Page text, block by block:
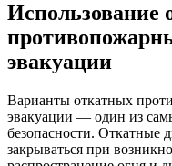
Использование
эвакуации
Варианты откатных
эвакуации — один из
безопасности. Откатные
закрываться при